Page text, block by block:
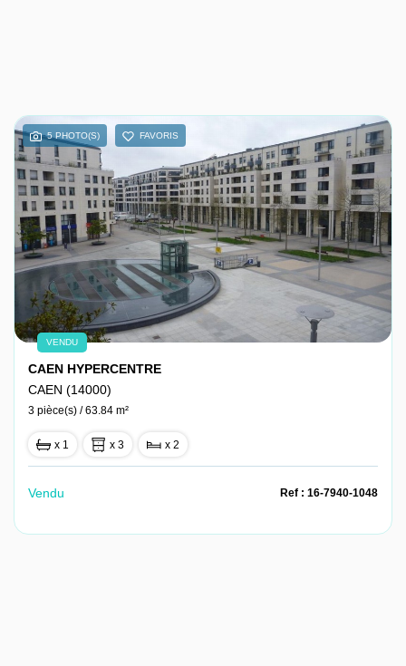
5 PHOTO(S) FAVORIS
VENDU
CAEN HYPERCENTRE
CAEN (14000)
3 pièce(s) / 63.84 m²
x 1 x 3 x 2
Vendu Ref : 16-7940-1048